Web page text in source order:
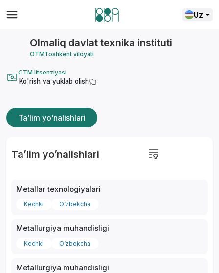
Uz
Olmaliq davlat texnika instituti
OTMToshkent viloyati
OTM litsenziyasi
Ko'rish va yuklab olish
Ta’lim yo’nalishlari
Ta’lim yo’nalishlari
Metallar texnologiyalari
Kechki O‘zbekcha
Metallurgiya muhandisligi
Kechki O‘zbekcha
Metallurgiya muhandisligi